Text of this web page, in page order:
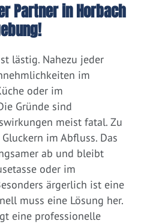
Partner in Horbach
lästig. Nahezu jeder
im
oder im
Gründe sind
meist fatal. Zu
im Abfluss. Das
ab und bleibt
oder im
ärgerlich ist eine
muss eine Lösung her.
eine professionelle